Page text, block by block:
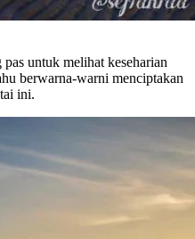
untuk melihat keseharian
berwarna-warni menciptakan
ini.